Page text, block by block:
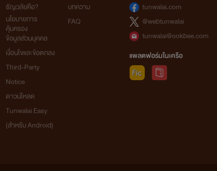
ธัญวลัยคือ?
นโยบายการ
คุ้มครอง
ข้อมูลส่วนบุคคล
เงื่อนไขและข้อตกลง
Third-Party
Notice
ดาวน์โหลด
Tunwalai Easy
(สำหรับ Android)
บทความ
FAQ
tunwalai.com
@webtunwalai
tunwalai@ookbee.com
แพลตฟอร์มในเครือ